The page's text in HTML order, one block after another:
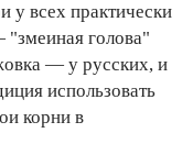
у всех практически
голова"
— у русских, и
использовать
корни в